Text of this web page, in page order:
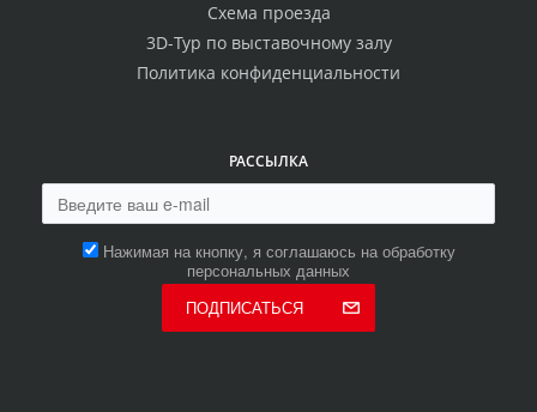
Схема проезда
3D-Тур по выставочному залу
Политика конфиденциальности
РАССЫЛКА
Нажимая на кнопку, я соглашаюсь на обработку
персональных данных
ПОДПИСАТЬСЯ